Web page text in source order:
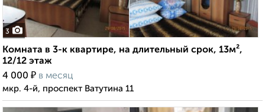
3
Комната в 3-к квартире, на длительный срок, 13м²,
12/12 этаж
4 000 ₽ в месяц
мкр. 4-й, проспект Ватутина 11